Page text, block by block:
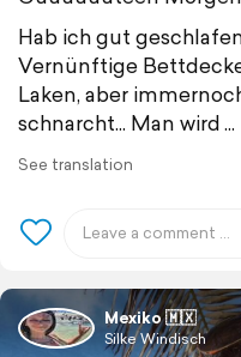
Hab ich gut
Vernünftige
Laken, aber
schnarcht... Man wird
See translation
Mexiko 🇲🇽
Silke Windisch